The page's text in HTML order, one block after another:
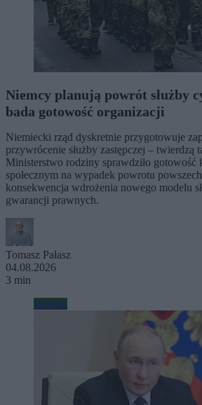
Niemcy planują powrót służby
bada gotowość organizacji
Niemiecki rząd dyskretnie przygotowuje
przywrócenie służby zastępczej – twierdzą
Ministerstwo rodziny sprawdziło
społecznym na wypadek powrotu
konsekwencja wdrożenia nowego modelu
gwarancji prawnych.
Tomasz Pałasz
04.08.2026
3 min
Wojsko